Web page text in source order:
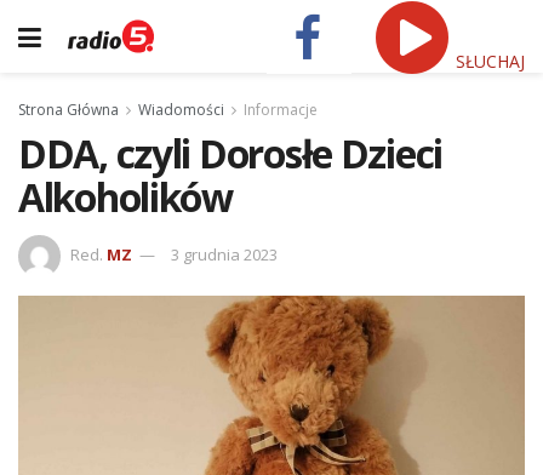
SŁUCHAJ
Strona Główna Wiadomości Informacje
DDA, czyli Dorosłe Dzieci
Alkoholików
Red. MZ 3 grudnia 2023